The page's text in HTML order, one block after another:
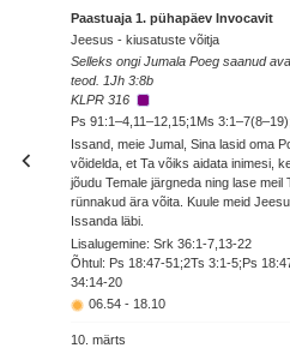
Paastuaja 1. pühapäev Invocavit
Jeesus - kiusatuste võitja
Selleks ongi Jumala Poeg saanud
teod. 1Jh 3:8b
KLPR 316
Ps 91:1–4,11–12,15;1Ms
Issand, meie Jumal, Sina lasid oma
võidelda, et Ta võiks aidata inimesi,
jõudu Temale järgneda ning lase meil
rünnakud ära võita. Kuule meid
Issanda läbi.
Lisalugemine: Srk 36:1-7,13-22
Õhtul: Ps 18:47-51;2Ts 3:1-5;Ps
34:14-20
06.54 - 18.10
10. märts